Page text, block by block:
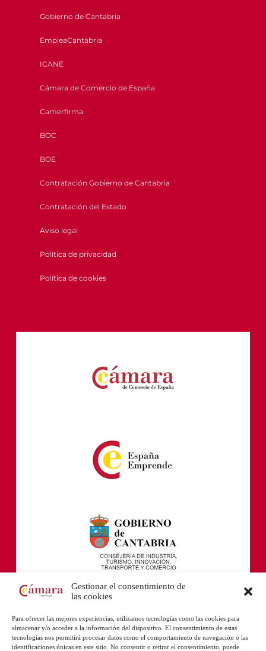
Gestionar el consentimiento de
las cookies
Para ofrecer las mejores experiencias, utilizamos tecnologías como las cookies para
almacenar y/o acceder a la información del dispositivo. El consentimiento de estas
tecnologías nos permitirá procesar datos como el comportamiento de navegación o las
identificaciones únicas en este sitio. No consentir o retirar el consentimiento, puede
Gobierno de Cantabria
EmpleaCantabria
ICANE
Cámara de Comercio de España
Camerfirma
BOC
BOE
Contratación Gobierno de Cantabria
Contratación del Estado
Aviso legal
Política de privacidad
Política de cookies